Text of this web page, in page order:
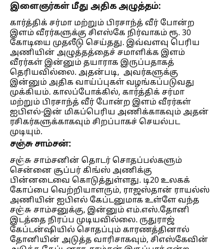
இளைஞர்கள் மீது அதிக அழுத்தம்:
கார்த்திக் சர்மா மற்றும் பிரசாந்த் வீர் போன்ற
இளம் வீரர்களுக்கு சிஎஸ்கே நிர்வாகம் ரூ. 30
கோடியை முதலீடு செய்தது. இவ்வளவு பெரிய
அணியின் அழுத்தத்தைச் சமாளிக்க இளம்
வீரர்கள் இன்னும் தயாராக இருப்பதாகத்
தெரியவில்லை. அதன்படி, அவர்களுக்கு
இன்னும் அதிக வாய்ப்புகள் வழங்கப்படுவது
முக்கியம். காலப்போக்கில், கார்த்திக் சர்மா
மற்றும் பிரசாந்த் வீர் போன்ற இளம் வீரர்கள்
ஐபிஎல்-இன் மிகப்பெரிய அணிக்காகவும் அதன்
ரசிகர்களுக்காகவும் சிறப்பாகச் செயல்பட
முடியும்.
சஞ்சு சாம்சன்:
சஞ்சு சாம்சனின் தொடர் சொதப்பல்களும்
சென்னை சூப்பர் கிங்ஸ் அணிக்கு
பின்னடைவை கொடுத்துள்ளது. டி20 உலகக்
கோப்பை வெற்றியாளரும், ராஜஸ்தான் ராயல்ஸ்
அணியின் ஐபிஎல் கேப்டனுமாக உள்ளே வந்த
சஞ்சு சாம்சனுக்கு, இன்னும் எம்.எஸ்.தோனி
இடத்தை நிரப்ப முடியவில்லை. ருதுராஜ்
கேப்டன்ஷியில் சொதப்பும் காரணத்தினால்
தோனியின் அடுத்த வாரிசாகவும், சிஎஸ்கேவின்